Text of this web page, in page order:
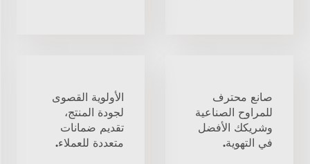
صانع محترف
للمراوح الصناعية
وشريكك الأفضل
في التهوية.
الأولوية القصوى
لجودة المنتج،
تقديم ضمانات
متعددة للعملاء.